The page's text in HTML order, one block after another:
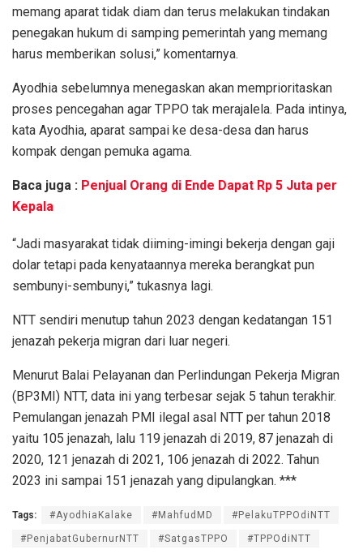
memang aparat tidak diam dan terus melakukan tindakan
penegakan hukum di samping pemerintah yang memang
harus memberikan solusi,” komentarnya.
Ayodhia sebelumnya menegaskan akan memprioritaskan
proses pencegahan agar TPPO tak merajalela. Pada intinya,
kata Ayodhia, aparat sampai ke desa-desa dan harus
kompak dengan pemuka agama.
Baca juga : Penjual Orang di Ende Dapat Rp 5 Juta per
Kepala
“Jadi masyarakat tidak diiming-imingi bekerja dengan gaji
dolar tetapi pada kenyataannya mereka berangkat pun
sembunyi-sembunyi,” tukasnya lagi.
NTT sendiri menutup tahun 2023 dengan kedatangan 151
jenazah pekerja migran dari luar negeri.
Menurut Balai Pelayanan dan Perlindungan Pekerja Migran
(BP3MI) NTT, data ini yang terbesar sejak 5 tahun terakhir.
Pemulangan jenazah PMI ilegal asal NTT per tahun 2018
yaitu 105 jenazah, lalu 119 jenazah di 2019, 87 jenazah di
2020, 121 jenazah di 2021, 106 jenazah di 2022. Tahun
2023 ini sampai 151 jenazah yang dipulangkan. ***
Tags: #AyodhiaKalake #MahfudMD #PelakuTPPOdiNTT
#PenjabatGubernurNTT #SatgasTPPO #TPPOdiNTT